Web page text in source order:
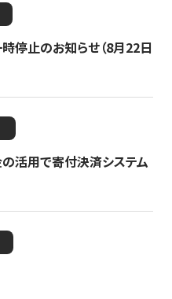
停止のお知らせ（8月22日
活用で寄付決済システム